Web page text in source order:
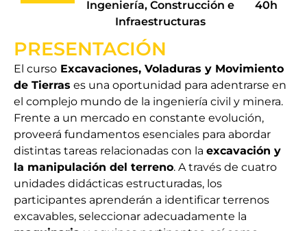
Ingeniería, Construcción e
Infraestructuras
40h
PRESENTACIÓN
El curso Excavaciones, Voladuras y Movimiento
de Tierras es una oportunidad para adentrarse en
el complejo mundo de la ingeniería civil y minera.
Frente a un mercado en constante evolución,
proveerá fundamentos esenciales para abordar
distintas tareas relacionadas con la excavación y
la manipulación del terreno. A través de cuatro
unidades didácticas estructuradas, los
participantes aprenderán a identificar terrenos
excavables, seleccionar adecuadamente la